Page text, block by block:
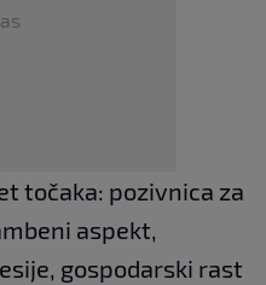
točaka: pozivnica za
aspekt,
gospodarski rast